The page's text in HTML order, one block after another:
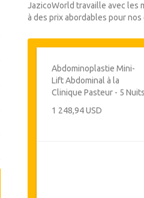
JazicoWorld travaille avec les
à des prix abordables pour
Abdominoplastie Mini-
Lift Abdominal à la
Clinique Pasteur - 5 Nuits
1 248,94 USD